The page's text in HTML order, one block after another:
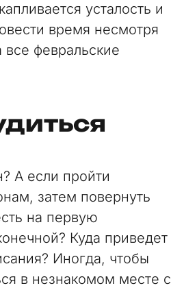
усталость и
время несмотря
февральские
А если пройти
затем повернуть
на первую
Куда приведет
Иногда, чтобы
в незнакомом месте с